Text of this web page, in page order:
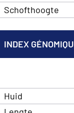
Schofthoogte
INDEX
Huid